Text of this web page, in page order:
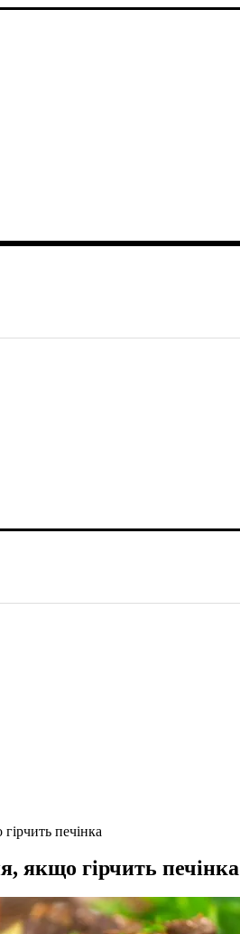
печінка
якщо гірчить печінка